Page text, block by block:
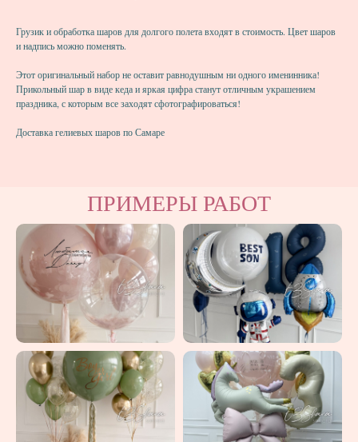
Грузик и обработка шаров для долгого полета входят в стоимость. Цвет шаров
и надпись можно поменять.
Этот оригинальный набор не оставит равнодушным ни одного именинника!
Прикольный шар в виде кеда и яркая цифра станут отличным украшением
праздника, с которым все заходят сфотографироваться!
Доставка гелиевых шаров по Самаре
ПРИМЕРЫ РАБОТ